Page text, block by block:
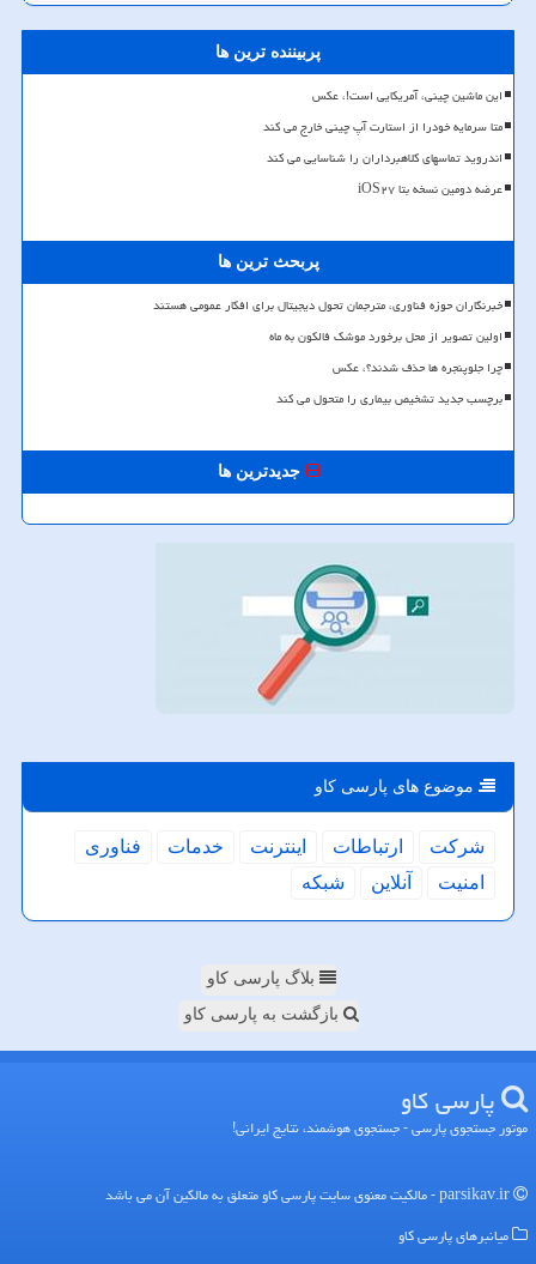
پربیننده ترین ها
این ماشین چینی، آمریکایی است!، عکس
متا سرمایه خودرا از استارت آپ چینی خارج می کند
اندروید تماسهای کلاهبرداران را شناسایی می کند
عرضه دومین نسخه بتا iOS۲۷
پربحث ترین ها
خبرنگاران حوزه فناوری، مترجمان تحول دیجیتال برای افکار عمومی هستند
اولین تصویر از محل برخورد موشک فالکون به ماه
چرا جلوپنجره ها حذف شدند؟، عکس
برچسب جدید تشخیص بیماری را متحول می کند
جدیدترین ها
موضوع های پارسی كاو
شركت ارتباطات اینترنت خدمات
فناوری
امنیت
آنلاین شبكه
بلاگ پارسی کاو
بازگشت به پارسی کاو
پارسی كاو
موتور جستجوی پارسی - جستجوی هوشمند، نتایج ایرانی!
میانبرهای پارسی كاو